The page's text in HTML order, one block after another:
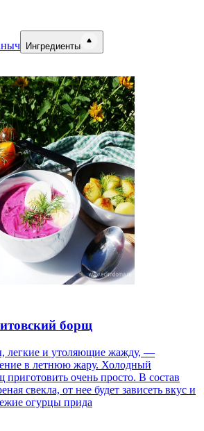
Ингредиенты
борщ
легкие и утоляющие жажду, —
в летнюю жару. Холодный
приготовить очень просто. В состав
свекла, от нее будет зависеть вкус и
огурцы прида